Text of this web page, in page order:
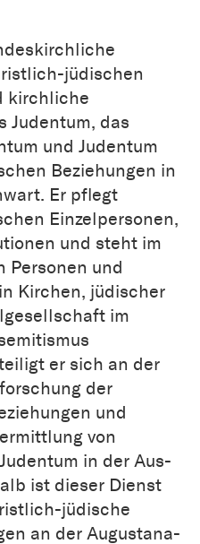
jüdischen
kirchliche
Judentum, das
und Judentum
Beziehungen in
Er pflegt
Einzelpersonen,
und steht im
Personen und
Kirchen, jüdischer
im
er sich an der
der
und
von
in der Aus-
ist dieser Dienst
jüdische
an der Augustana-